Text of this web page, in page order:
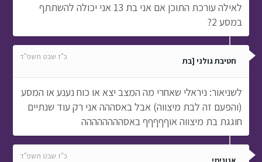
לאילה עורכת התוכן אם אני בת 13 אני יכולה להשתתף
במסע 2?
חטיבת גולני [בת כ"ז שבט תשפ"ד
לשניאור: ניראלי שאחרי מה המצב יצא או כוח נענע או המסע
(והפעם זה לבת מיצווה) אבל באסההה אני רק עוד שנתיים
חוגגת בת מיצווה אוףףףףף באסהההההההה
כ"ז שבט תשפ"ד